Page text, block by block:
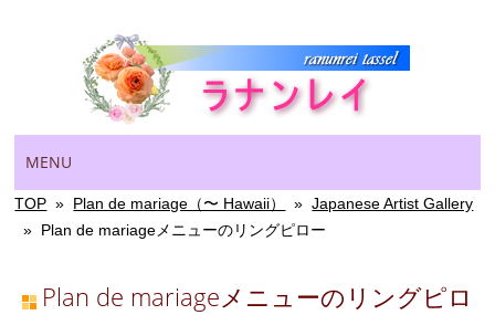
Main menu
to
content
MENU
TOP » Plan de mariage（〜 Hawaii） »Japanese Artist Gallery
» Plan de mariageメニューのリングピロー
Plan de mariageメニューのリングピロ